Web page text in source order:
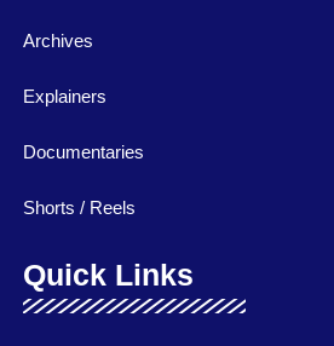
Archives
Explainers
Documentaries
Shorts / Reels
Quick Links